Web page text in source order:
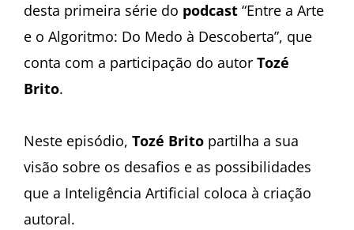
desta primeira série do podcast “Entre a Arte
e o Algoritmo: Do Medo à Descoberta”, que
conta com a participação do autor Tozé
Brito.
Neste episódio, Tozé Brito partilha a sua
visão sobre os desafios e as possibilidades
que a Inteligência Artificial coloca à criação
autoral.